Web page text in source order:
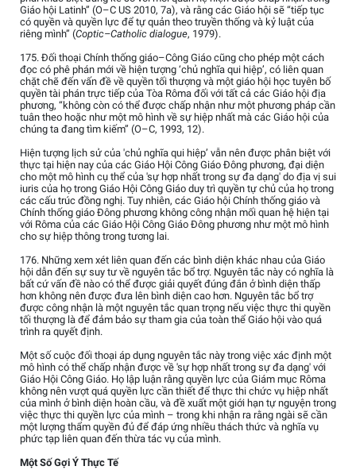
Giáo hội Latinh” (O–C US 2010, 7a), và rằng các Giáo hội sẽ “tiếp tục
có quyền và quyền lực để tự quản theo truyền thống và kỷ luật của
riêng mình” (Coptic–Catholic dialogue, 1979).
175. Đối thoại Chính thống giáo–Công Giáo cũng cho phép một cách
đọc có phê phán mới về hiện tượng ‘chủ nghĩa qui hiệp’, có liên quan
chặt chẽ đến vấn đề về quyền tối thượng và một giáo hội học tuyên bố
quyền tài phán trực tiếp của Tòa Rôma đối với tất cả các Giáo hội địa
phương, “không còn có thể được chấp nhận như một phương pháp cần
tuân theo hoặc như một mô hình về sự hiệp nhất mà các Giáo hội của
chúng ta đang tìm kiếm” (O–C, 1993, 12).
Hiện tượng lịch sử của 'chủ nghĩa qui hiệp’ vẫn nên được phân biệt với
thực tại hiện nay của các Giáo Hội Công Giáo Đông phương, đại diện
cho một mô hình cụ thể của 'sự hợp nhất trong sự đa dạng' do địa vị sui
iuris của họ trong Giáo Hội Công Giáo duy trì quyền tự chủ của họ trong
các cấu trúc đồng nghị. Tuy nhiên, các Giáo hội Chính thống giáo và
Chính thống giáo Đông phương không công nhận mối quan hệ hiện tại
với Rôma của các Giáo Hội Công Giáo Đông phương như một mô hình
cho sự hiệp thông trong tương lai.
176. Những xem xét liên quan đến các bình diện khác nhau của Giáo
hội dẫn đến sự suy tư về nguyên tắc bổ trợ. Nguyên tắc này có nghĩa là
bất cứ vấn đề nào có thể được giải quyết đúng đắn ở bình diện thấp
hơn không nên được đưa lên bình diện cao hơn. Nguyên tắc bổ trợ
được công nhận là một nguyên tắc quan trọng nếu việc thực thi quyền
tối thượng là để đảm bảo sự tham gia của toàn thể Giáo hội vào quá
trình ra quyết định.
Một số cuộc đối thoại áp dụng nguyên tắc này trong việc xác định một
mô hình có thể chấp nhận được về 'sự hợp nhất trong sự đa dạng' với
Giáo Hội Công Giáo. Họ lập luận rằng quyền lực của Giám mục Rôma
không nên vượt quá quyền lực cần thiết để thực thi chức vụ hiệp nhất
của mình ở bình diện hoàn cầu, và đề xuất một giới hạn tự nguyện trong
việc thực thi quyền lực của mình – trong khi nhận ra rằng ngài sẽ cần
một lượng thẩm quyền đủ để đáp ứng nhiều thách thức và nghĩa vụ
phức tạp liên quan đến thừa tác vụ của mình.
Một Số Gợi Ý Thực Tế